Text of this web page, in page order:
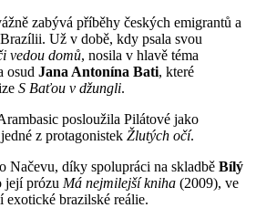
zabývá příběhy českých emigrantů a
Už v době, kdy psala svou
vedou domů, nosila v hlavě téma
osud Jana Antonína Bati, které
S Baťou v džungli.
posloužila Pilátové jako
z protagonistek Žlutých očí.
Načevu, díky spolupráci na skladbě Bílý
její prózu Má nejmilejší kniha (2009), ve
exotické brazilské reálie.